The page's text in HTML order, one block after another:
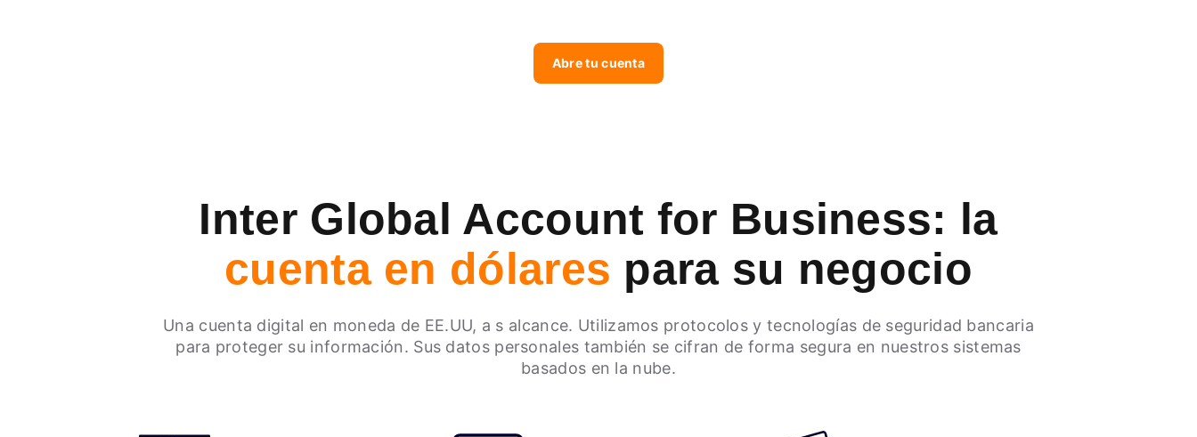
Abre tu cuenta
Inter Global Account for Business: la
cuenta en dólares para su negocio
Una cuenta digital en moneda de EE.UU, a s alcance. Utilizamos protocolos y tecnologías de seguridad bancaria
para proteger su información. Sus datos personales también se cifran de forma segura en nuestros sistemas
basados en la nube.